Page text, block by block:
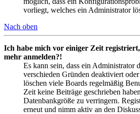
vorliegt, welches ein Administrator
Nach oben
Ich habe mich vor einiger Zeit
mehr anmelden?!
Es kann sein, dass ein Administrator
verschieden Gründen deaktiviert
löschen viele Boards regelmäßig
Zeit keine Beiträge geschrieben
Datenbankgröße zu verringern.
erneut und nimm aktiv an den